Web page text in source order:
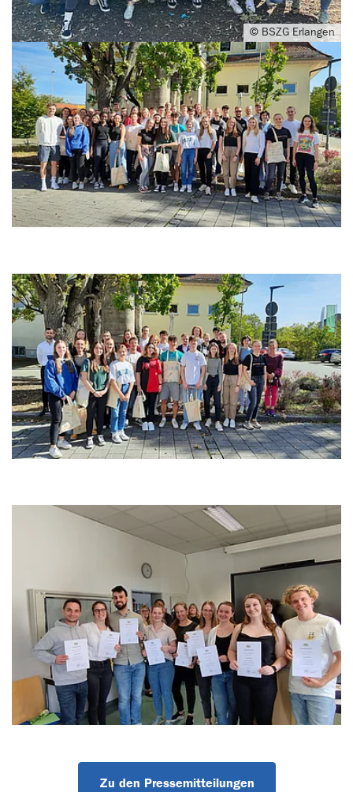
© BSZG Erlangen
© BSZG Erlangen
Zu den Pressemitteilungen